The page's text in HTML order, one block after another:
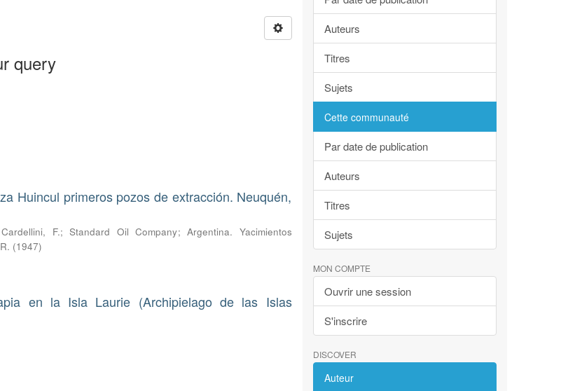
query
Huincul primeros pozos de extracción. Neuquén,
Cardellini, F.;Standard Oil Company;Argentina. Yacimientos
(1947)
en la Isla Laurie (Archipielago de las Islas
Auteurs
Titres
Sujets
Cette communauté
Par date de publication
Auteurs
Titres
Sujets
MON COMPTE
Ouvrir une session
S'inscrire
DISCOVER
Auteur